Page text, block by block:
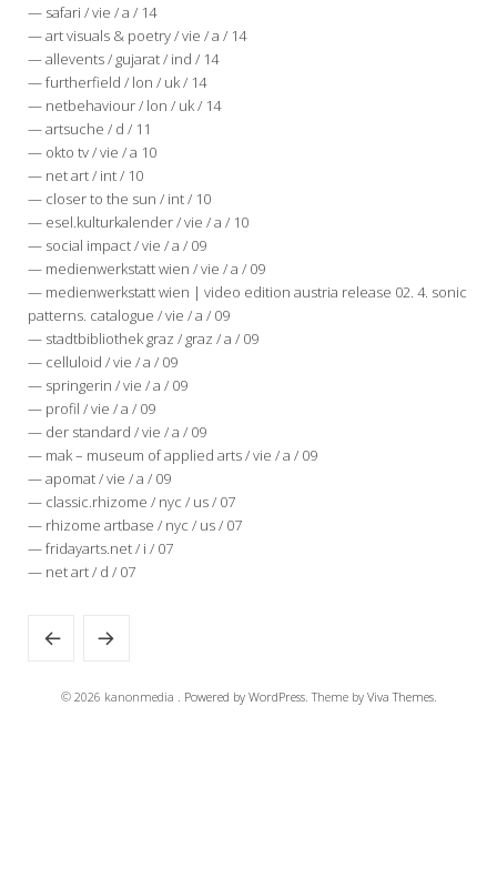
— safari / vie / a / 14
— art visuals & poetry / vie / a / 14
— allevents / gujarat / ind / 14
— furtherfield / lon / uk / 14
— netbehaviour / lon / uk / 14
— artsuche / d / 11
— okto tv / vie / a 10
— net art / int / 10
— closer to the sun / int / 10
— esel.kulturkalender / vie / a / 10
— social impact / vie / a / 09
— medienwerkstatt wien / vie / a / 09
— medienwerkstatt wien | video edition austria release 02. 4. sonic
patterns. catalogue / vie / a / 09
— stadtbibliothek graz / graz / a / 09
— celluloid / vie / a / 09
— springerin / vie / a / 09
— profil / vie / a / 09
— der standard / vie / a / 09
— mak – museum of applied arts / vie / a / 09
— apomat / vie / a / 09
— classic.rhizome / nyc / us / 07
— rhizome artbase / nyc / us / 07
— fridayarts.net / i / 07
— net art / d / 07
© 2026 kanonmedia . Powered by WordPress.Theme by Viva Themes.